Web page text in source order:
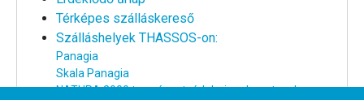
Térképes szálláskereső
Szálláshelyek THASSOS-on:
Panagia
Skala Panagia
NATURA 2000 természetvédelmi park partszakasz